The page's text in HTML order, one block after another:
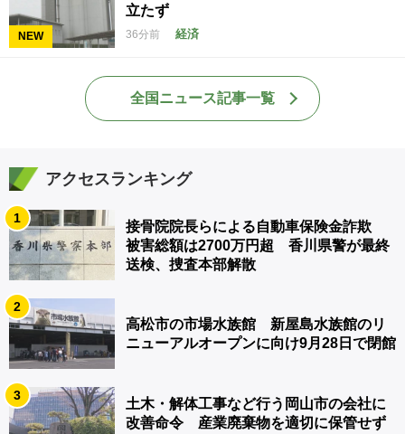
NEW
立たず
36分前 経済
全国ニュース記事一覧
アクセスランキング
1
接骨院院長らによる自動車保険金詐欺
被害総額は2700万円超 香川県警が最終
送検、捜査本部解散
2
高松市の市場水族館 新屋島水族館のリ
ニューアルオープンに向け9月28日で閉館
3
土木・解体工事など行う岡山市の会社に
改善命令 産業廃棄物を適切に保管せず